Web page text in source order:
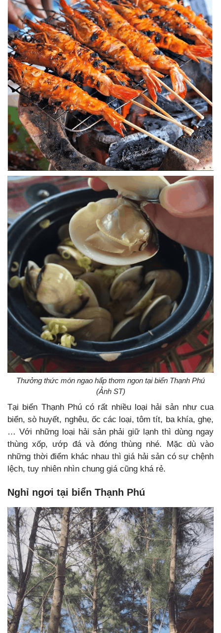
Thưởng thức món ngao hấp thơm ngon tại biển Thạnh Phú
(Ảnh ST)
Tại biển Thạnh Phú có rất nhiều loại hải sản như cua
biển, sò huyết, nghêu, ốc các loại, tôm tít, ba khía, ghẹ,
… Với những loại hải sản phải giữ lạnh thì dùng ngay
thùng xốp, ướp đá và đóng thùng nhé. Mặc dù vào
những thời điểm khác nhau thì giá hải sản có sự chệnh
lệch, tuy nhiên nhìn chung giá cũng khá rẻ.
Nghỉ ngơi tại biển Thạnh Phú